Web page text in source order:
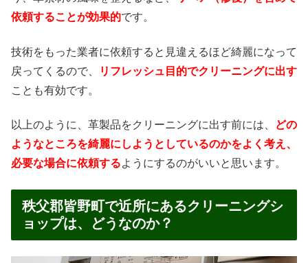
依頼することが効果的です。
技術をもった業者に依頼すると見違えるほど綺麗になって
戻ってくるので、
リフレッシュ目的でクリーニングに出す
ことも有効です。
以上のように、革製品をクリーニングに出す前には、
どの
ようなところを綺麗にしようとしているのかをよく考え、
必要な場合に依頼するようにするのがいいと思います。
秩父郡皆野町で近所にあるクリーニングシ
ョップは、どうなのか？